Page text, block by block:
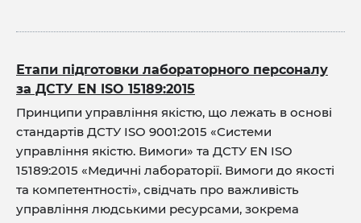
Етапи підготовки лабораторного персоналу
за ДСТУ EN ISO 15189:2015
Принципи управління якістю, що лежать в основі
стандартів ДСТУ ISO 9001:2015 «Системи
управління якістю. Вимоги» та ДСТУ EN ISO
15189:2015 «Медичні лабораторії. Вимоги до якості
та компетентності», свідчать про важливість
управління людськими ресурсами, зокрема